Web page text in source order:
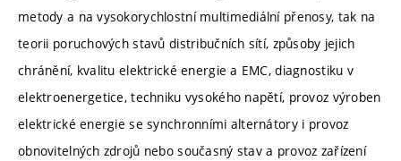
metody a na vysokorychlostní multimediální přenosy, tak na
teorii poruchových stavů distribučních sítí, způsoby jejich
chránění, kvalitu elektrické energie a EMC, diagnostiku v
elektroenergetice, techniku vysokého napětí, provoz výroben
elektrické energie se synchronními alternátory i provoz
obnovitelných zdrojů nebo současný stav a provoz zařízení